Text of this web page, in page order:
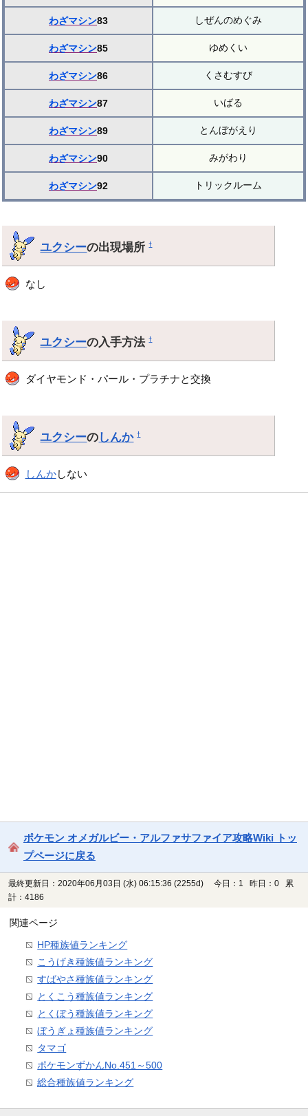
わざマシン83 しぜんのめぐみ
わざマシン85 ゆめくい
わざマシン86 くさむすび
わざマシン87 いばる
わざマシン89 とんぼがえり
わざマシン90 みがわり
わざマシン92 トリックルーム
ユクシーの出現場所†
なし
ユクシーの入手方法†
ダイヤモンド・パール・プラチナと交換
ユクシーのしんか †
しんかしない
ポケモン オメガルビー・アルファサファイア攻略Wiki トッ
プページに戻る
最終更新日：2020年06月03日 (水) 06:15:36 (2255d)
今日：1 昨日：0 累
計：4186
関連ページ
HP種族値ランキング
こうげき種族値ランキング
すばやさ種族値ランキング
とくこう種族値ランキング
とくぼう種族値ランキング
ぼうぎょ種族値ランキング
タマゴ
ポケモンずかんNo.451～500
総合種族値ランキング